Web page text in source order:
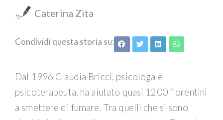
Caterina Zita
Condividi questa storia su:
Dal 1996 Claudia Bricci, psicologa e
psicoterapeuta, ha aiutato quasi 1200 fiorentini
a smettere di fumare. Tra quelli che si sono